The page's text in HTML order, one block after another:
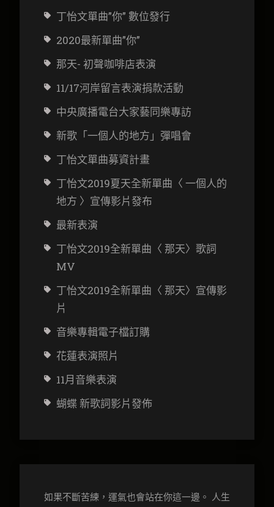
丁怡文單曲”你” 數位發行
2020最新單曲”你”
那天- 初聲咖啡店表演
11/17河岸留言表演捐款活動
中央廣播電台大家藝同樂專訪
新歌「一個人的地方」彈唱會
丁怡文單曲募資計畫
丁怡文2019夏天全新單曲〈 一個人的
地方 〉宣傳影片發布
最新表演
丁怡文2019全新單曲〈 那天〉歌詞
MV
丁怡文2019全新單曲〈 那天〉宣傳影
片
音樂專輯電子檔訂購
花蓮表演照片
11月音樂表演
蝴蝶 新歌詞影片發佈
如果不斷苦練，運氣也會站在你這一邊。 人生